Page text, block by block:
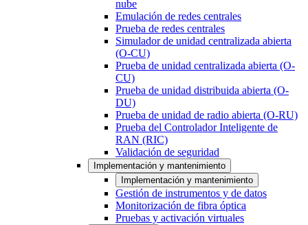
nube
Emulación de redes centrales
Prueba de redes centrales
Simulador de unidad centralizada abierta
(O-CU)
Prueba de unidad centralizada abierta (O-
CU)
Prueba de unidad distribuida abierta (O-
DU)
Prueba de unidad de radio abierta (O-RU)
Prueba del Controlador Inteligente de
RAN (RIC)
Validación de seguridad
Implementación y mantenimiento
Implementación y mantenimiento
Gestión de instrumentos y de datos
Monitorización de fibra óptica
Pruebas y activación virtuales